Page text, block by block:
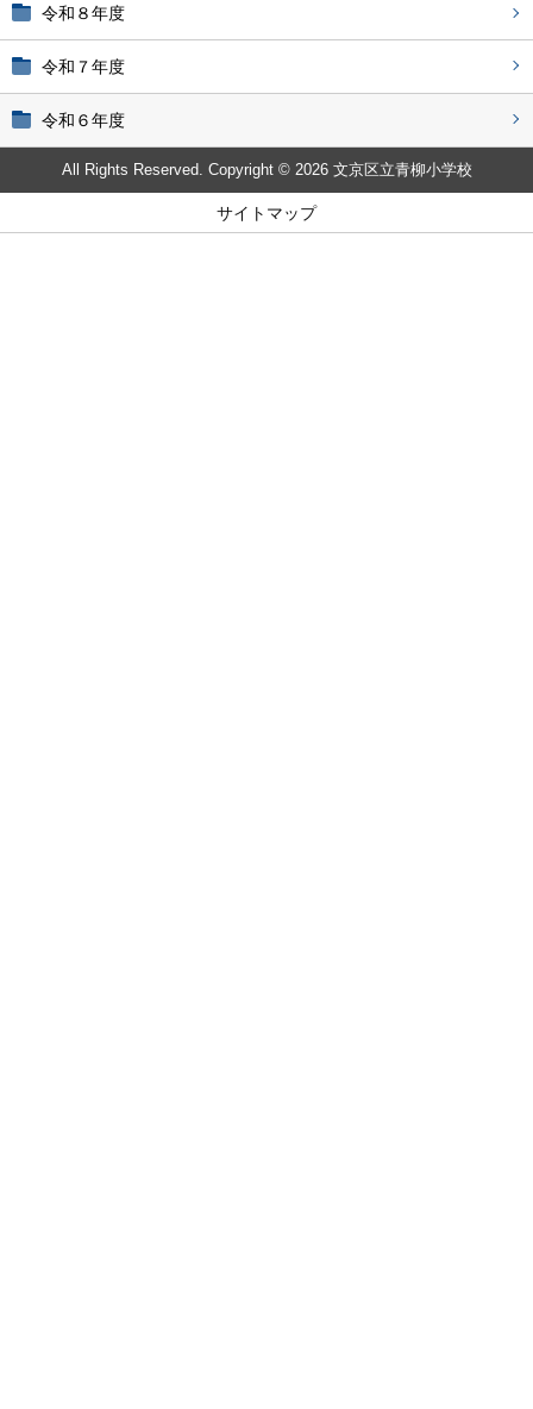
令和８年度
令和７年度
令和６年度
All Rights Reserved. Copyright © 2026 文京区立青柳小学校
サイトマップ